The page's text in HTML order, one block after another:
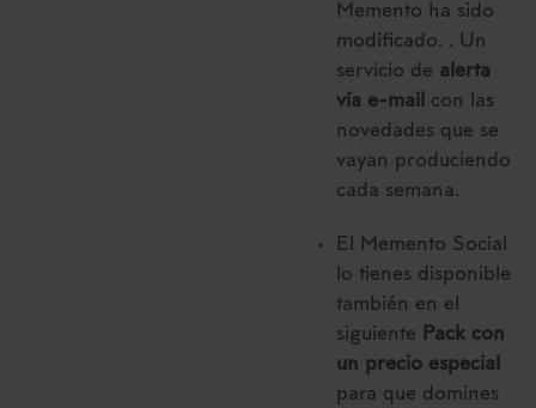
Memento ha sido
modificado. . Un
servicio de alerta
vía e-mail con las
novedades que se
vayan produciendo
cada semana.
El Memento Social
lo tienes disponible
también en el
siguiente Pack con
un precio especial
para que domines